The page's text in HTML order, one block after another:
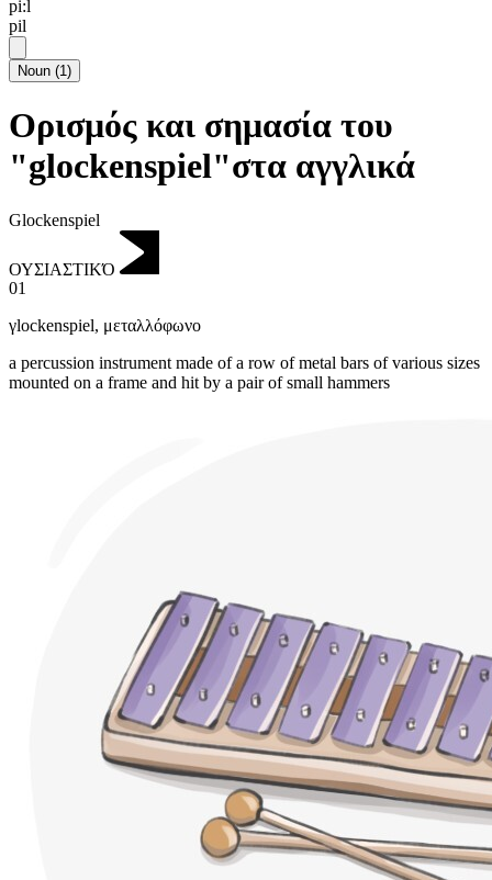
pi:l
pil
Noun (1)
Ορισμός και σημασία του
"glockenspiel"στα αγγλικά
Glockenspiel
ΟΥΣΙΑΣΤΙΚΌ
01
γlockenspiel, μεταλλόφωνο
a percussion instrument made of a row of metal bars of various sizes
mounted on a frame and hit by a pair of small hammers